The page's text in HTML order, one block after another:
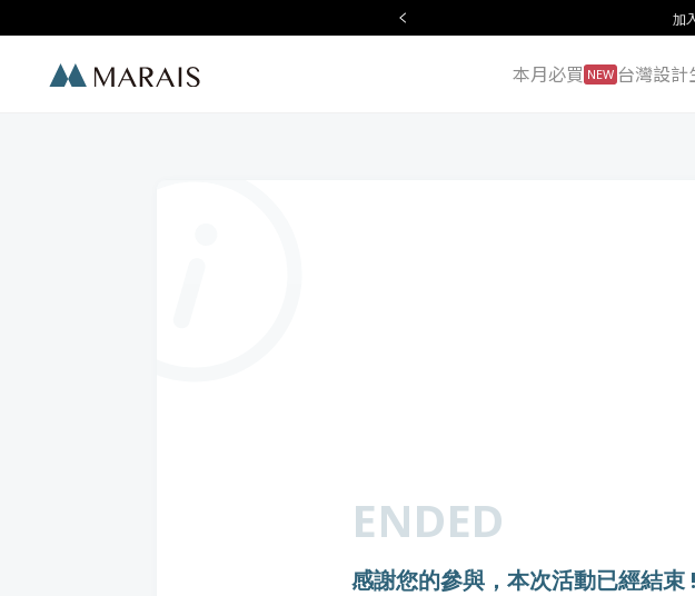
加
Marais 本月必買 NEW 台灣設計
ENDED
感謝您的參與，本次活動已經結束 !